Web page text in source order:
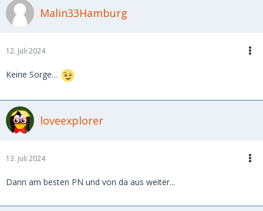
Malin33Hamburg
12. Juli 2024
Keine Sorge…
loveexplorer
13. Juli 2024
Dann am besten PN und von da aus weiter...